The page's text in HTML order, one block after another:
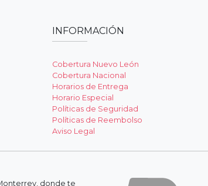
INFORMACIÓN
Cobertura Nuevo León
Cobertura Nacional
Horarios de Entrega
Horario Especial
Políticas de Seguridad
Políticas de Reembolso
Aviso Legal
donde te